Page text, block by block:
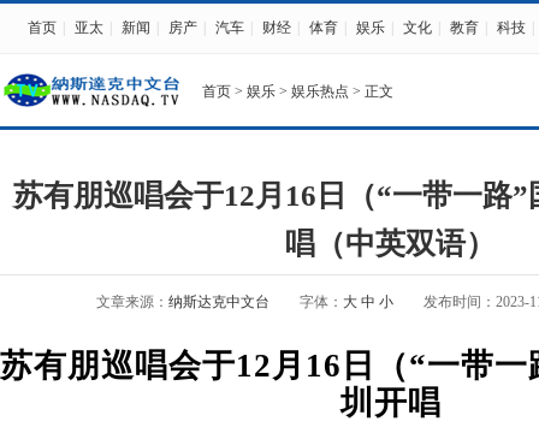
首页 亚太 新闻 房产 汽车 财经 体育 娱乐 文化 教育 科技
首页 > 娱乐 > 娱乐热点 > 正文
苏有朋巡唱会于12月16日（“一带一路
唱（中英双语）
文章来源： 纳斯达克中文台 字体： 大 中 小 发布时间：2023-
苏有朋巡唱会于12月16日（“一带
圳开唱